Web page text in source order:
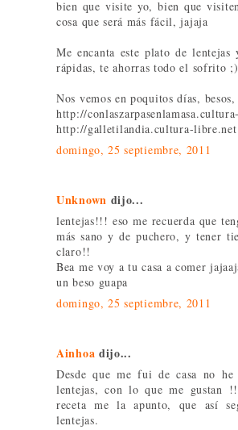
bien que visite yo, bien que
cosa que será más fácil, jajaja
Me encanta este plato de lentejas
rápidas, te ahorras todo el sofrito ;)
Nos vemos en poquitos días, besos,
http://
http://galletilandia.cultura-libre.net
domingo, 25 septiembre, 2011
Unknown dijo...
lentejas!!! eso me recuerda que
más sano y de puchero, y tener
claro!!
Bea me voy a tu casa a comer
un beso guapa
domingo, 25 septiembre, 2011
Ainhoa dijo...
Desde que me fui de casa no
lentejas, con lo que me gustan
receta me la apunto, que así
lentejas.